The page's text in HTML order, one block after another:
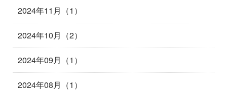
2024年11月（1）
2024年10月（2）
2024年09月（1）
2024年08月（1）